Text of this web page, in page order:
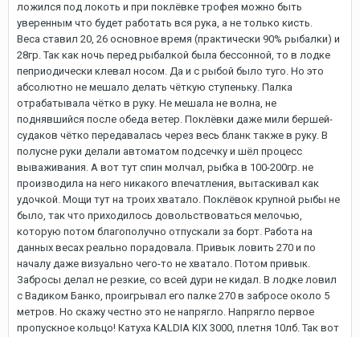
ложился под локоть и при поклёвке трофея можно быть
уверенным что будет работать вся рука, а не только кисть.
Веса ставил 20, 26 основное время (практически 90% рыбалки) и
28гр. Так как ночь перед рыбалкой была бессонной, то в лодке
пеприодически клевал носом. Да и с рыбой было туго. Но это
абсолютно не мешало делать чёткую ступеньку. Палка
отрабатывала чётко в руку. Не мешала не волна, не
поднявшийся после обеда ветер. Поклёвки даже мили бершей-
судаков чётко передавалась через весь бланк также в руку. В
полусне руки делали автоматом подсечку и шёл процесс
вываживания. А вот тут спин молчал, рыбка в 100-200гр. не
производила на него никакого впечатления, вытаскивал как
удочкой. Мощи тут на троих хватало. Поклёвок крупной рыбы не
было, так что приходилось довольствоваться мелочью,
которую потом благополучно отпускали за борт. Работа на
данных весах реально порадовала. Привык ловить 270 и по
началу даже визуально чего-то не хватало. Потом привык.
Забросы делал не резкие, со всей дури не кидал. В лодке ловил
с Вадиком Банко, проигрывал его палке 270 в забросе около 5
метров. Но скажу честно это не напрягло. Напрягло первое
пропускное кольцо! Катуха KALDIA KIX 3000, плетня 10лб. Так вот